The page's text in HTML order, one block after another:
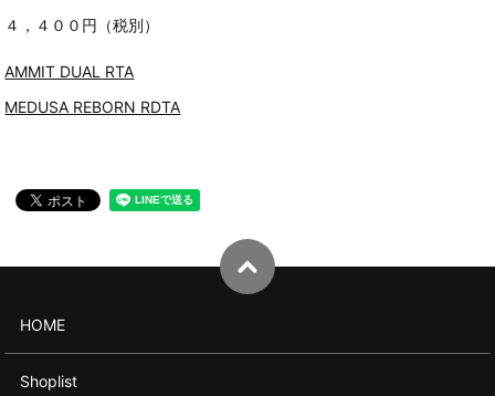
４，４００円（税別）
AMMIT DUAL RTA
MEDUSA REBORN RDTA
HOME
Shoplist